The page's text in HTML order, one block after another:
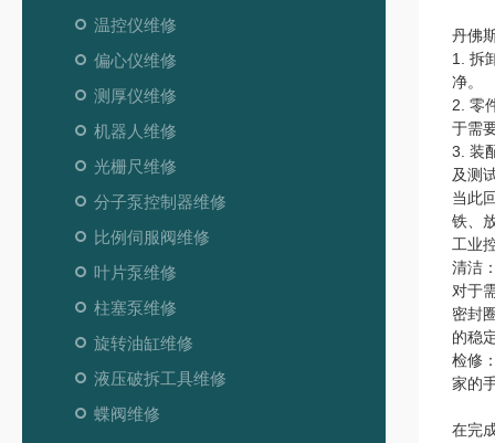
温控仪维修
偏心仪维修
测厚仪维修
机器人维修
光栅尺维修
分子泵控制器维修
比例伺服阀维修
叶片泵维修
柱塞泵维修
旋转油缸维修
液压破拆工具维修
蝶阀维修
丹佛
1. 拆
净。
2. 零
于需
3. 装
及测
当此
铁、
工业
清洁
对于
密封
的稳
检修
家的
在完